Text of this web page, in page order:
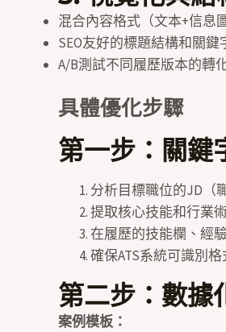
混合內容格式（文本+信息
SEO友好的標題結構和關鍵
A/B測試不同履歷版本的轉
具體優化步驟
第一步：關鍵
分析目標職位的JD（
提取核心技能和行業
在履歷的技能欄、經
確保ATS系統可識別格
第二步：數據
案例模板：